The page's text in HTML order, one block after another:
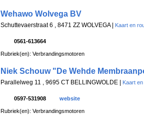
Wehawo Wolvega BV
Schuttevaerstraat 6 , 8471 ZZ WOLVEGA | Kaart en
0561-613664
Rubriek(en): Verbrandingsmotoren
Niek Schouw "De Wehde
Parallelweg 11 , 9695 CT BELLINGWOLDE | Kaart
0597-531908 website
Rubriek(en): Verbrandingsmotoren